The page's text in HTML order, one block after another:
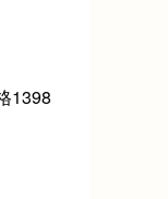
1398